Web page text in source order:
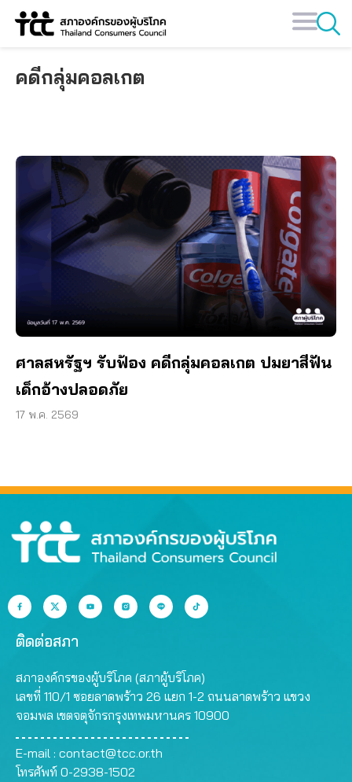
Skip
คดีกลุ่มคอลเกต
ศาลสหรัฐฯ รับฟ้อง คดีกลุ่มคอลเกต ปมยาสีฟัน
เด็กอ้างปลอดภัย
17 พ.ค. 2569
ติดต่อสภา
สภาองค์กรของผู้บริโภค (สภาผู้บริโภค)
เลขที่ 110/1 ซอยลาดพร้าว 26 แยก 1-2 ถนนลาดพร้าว แขวง
จอมพล เขตจตุจักรกรุงเทพมหานคร 10900
E-mail : contact@tcc.or.th
โทรศัพท์ 0-2938-1502